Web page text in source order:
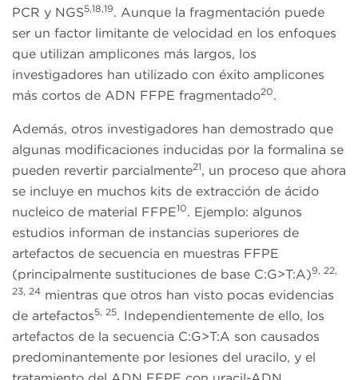
PCR y NGS5,18,19. Aunque la fragmentación puede
ser un factor limitante de velocidad en los enfoques
que utilizan amplicones más largos, los
investigadores han utilizado con éxito amplicones
más cortos de ADN FFPE fragmentado20.
Además, otros investigadores han demostrado que
algunas modificaciones inducidas por la formalina se
pueden revertir parcialmente21, un proceso que ahora
se incluye en muchos kits de extracción de ácido
nucleico de material FFPE10. Ejemplo: algunos
estudios informan de instancias superiores de
artefactos de secuencia en muestras FFPE
(principalmente sustituciones de base C:G>T:A)9, 22,
23, 24 mientras que otros han visto pocas evidencias
de artefactos5, 25. Independientemente de ello, los
artefactos de la secuencia C:G>T:A son causados
predominantemente por lesiones del uracilo, y el